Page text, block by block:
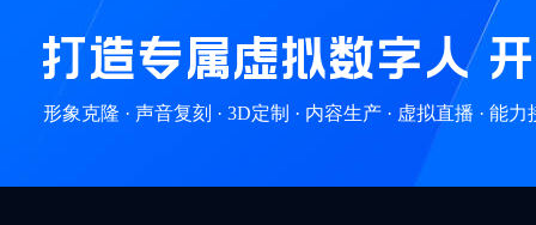
打造专属虚拟数字人
形象克隆 · 声音复刻 · 3D定制 · 内容生产 · 虚拟直播 · 能力